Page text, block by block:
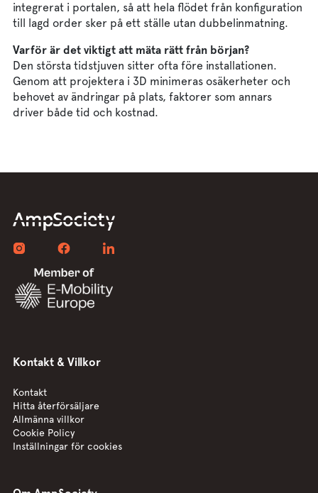
integrerat i portalen, så att hela flödet från konfiguration
till lagd order sker på ett ställe utan dubbelinmatning.
Varför är det viktigt att mäta rätt från början?
Den största tidstjuven sitter ofta före installationen.
Genom att projektera i 3D minimeras osäkerheter och
behovet av ändringar på plats, faktorer som annars
driver både tid och kostnad.
Kontakt & Villkor
Kontakt
Hitta återförsäljare
Allmänna villkor
Cookie Policy
Inställningar för cookies